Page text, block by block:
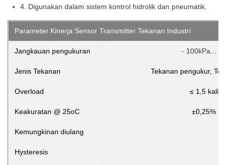
4. Digunakan dalam sistem kontrol hidrolik dan pneumatik.
Parameter Kinerja Sensor Transmitter Tekanan Industri
Jangkauan pengukuran - 100kPa...
Jenis Tekanan Tekanan pengukur,
Overload ≤ 1,5 kali
Keakuratan @ 25oC ±0,25%
Kemungkinan diulang
Hysteresis